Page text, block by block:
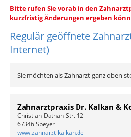
Bitte rufen Sie vorab in den
kurzfristig Änderungen ergeben
Regulär geöffnete
Internet)
Sie möchten als Zahnarzt ganz oben
Zahnarztpraxis Dr. Kalkan &
Christian-Dathan-Str. 12
67346 Speyer
www.zahnarzt-kalkan.de